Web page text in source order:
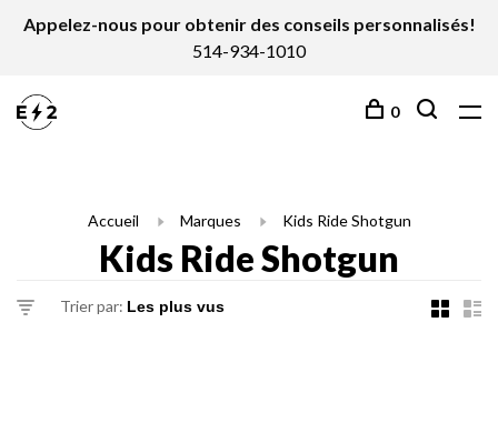
Appelez-nous pour obtenir des conseils personnalisés!
514-934-1010
0
Accueil Marques Kids Ride Shotgun
Kids Ride Shotgun
Trier par: